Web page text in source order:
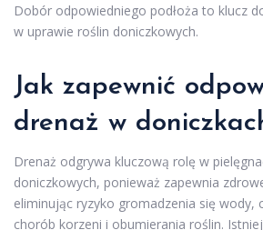
Dobór odpowiedniego podłoża to klucz
w uprawie roślin doniczkowych.
Jak zapewnić
drenaż w
Drenaż odgrywa kluczową rolę w
doniczkowych, ponieważ zapewnia
eliminując ryzyko gromadzenia się wody,
chorób korzeni i obumierania roślin.